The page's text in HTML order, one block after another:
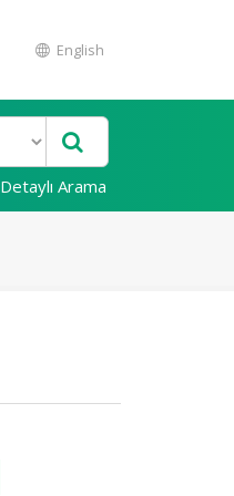
English
Detaylı Arama